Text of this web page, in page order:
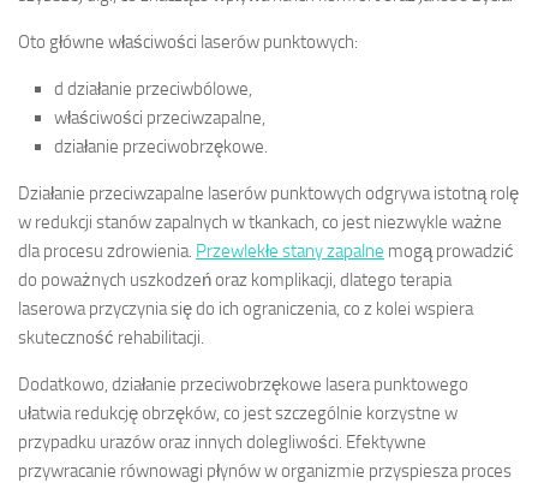
Oto główne właściwości laserów punktowych:
d działanie przeciwbólowe,
właściwości przeciwzapalne,
działanie przeciwobrzękowe.
Działanie przeciwzapalne laserów punktowych odgrywa istotną rolę
w redukcji stanów zapalnych w tkankach, co jest niezwykle ważne
dla procesu zdrowienia. Przewlekłe stany zapalne mogą prowadzić
do poważnych uszkodzeń oraz komplikacji, dlatego terapia
laserowa przyczynia się do ich ograniczenia, co z kolei wspiera
skuteczność rehabilitacji.
Dodatkowo, działanie przeciwobrzękowe lasera punktowego
ułatwia redukcję obrzęków, co jest szczególnie korzystne w
przypadku urazów oraz innych dolegliwości. Efektywne
przywracanie równowagi płynów w organizmie przyspiesza proces